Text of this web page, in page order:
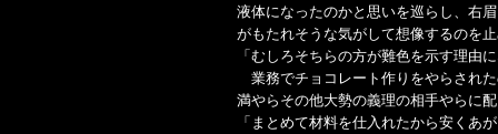
液体になったのかと思いを巡らし、右
がもたれそうな気がして想像するのを
「むしろそちらの方が難色を示す理由
業務でチョコレート作りをやらされ
満やらその他大勢の義理の相手やらに
「まとめて材料を仕入れたから安くあ